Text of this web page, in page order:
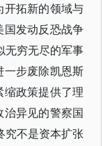
开拓新的领域与
国发动反恐战争
无穷无尽的军事
一步废除凯恩斯
政策提供了理
异见的警察国
究不是资本扩张